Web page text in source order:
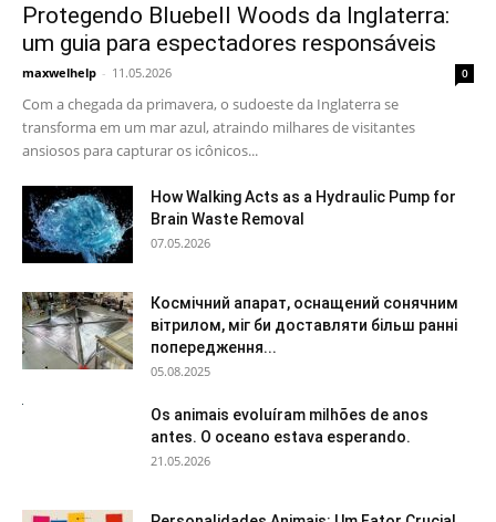
Protegendo Bluebell Woods da Inglaterra:
um guia para espectadores responsáveis
maxwelhelp - 11.05.2026 0
Com a chegada da primavera, o sudoeste da Inglaterra se
transforma em um mar azul, atraindo milhares de visitantes
ansiosos para capturar os icônicos...
How Walking Acts as a Hydraulic Pump for
Brain Waste Removal
07.05.2026
Космічний апарат, оснащений сонячним
вітрилом, міг би доставляти більш ранні
попередження...
05.08.2025
Os animais evoluíram milhões de anos
antes. O oceano estava esperando.
21.05.2026